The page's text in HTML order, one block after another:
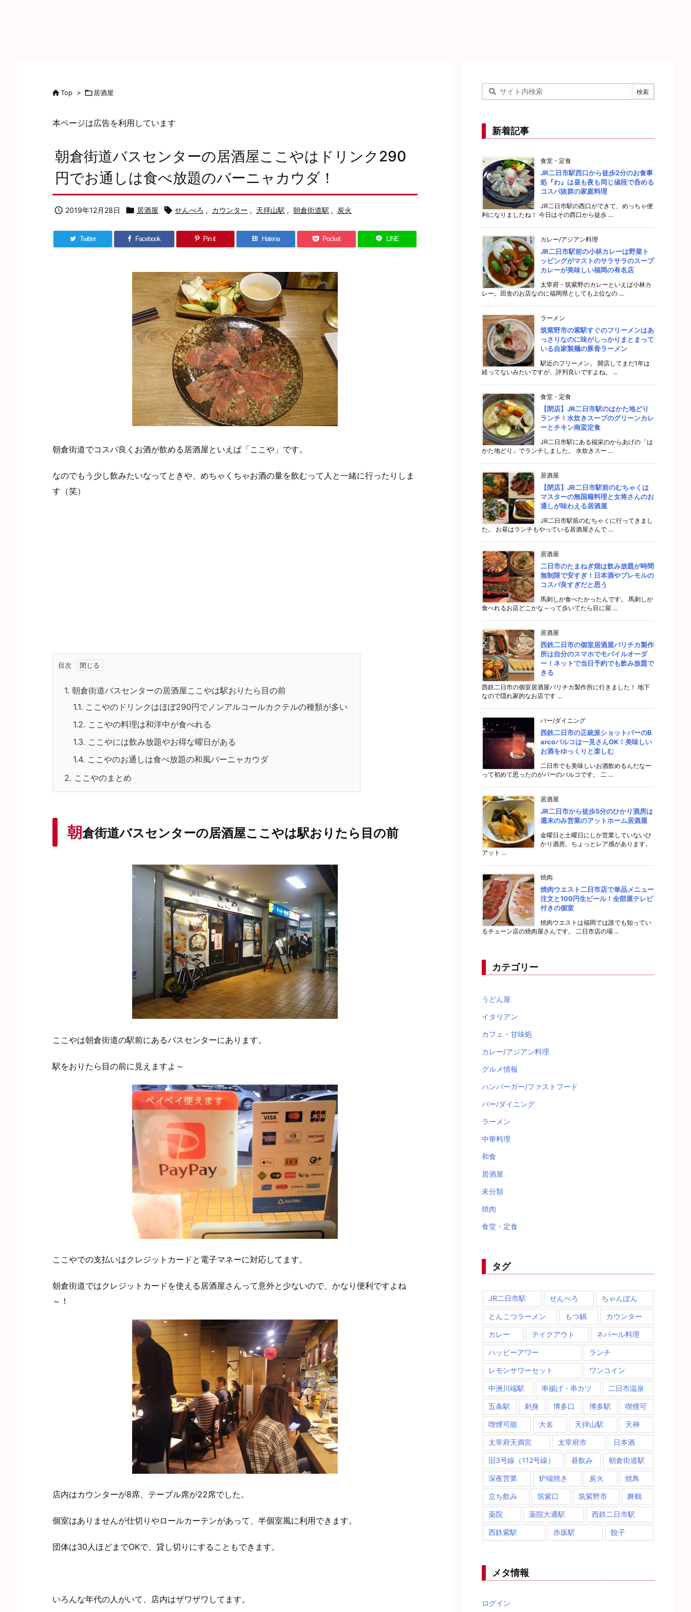
Top >  居酒屋
本ページは広告を利用しています
朝倉街道バスセンターの居酒屋ここやはドリンク290
円でお通しは食べ放題のバーニャカウダ！
 2019年12月28日  居酒屋  せんべろ , カウンター , 天拝山駅 , 朝倉街道駅 , 炭火
Twitter Facebook Pin it B! Hatena Pocket LINE
朝倉街道でコスパ良くお酒が飲める居酒屋といえば「ここや」です。
なのでもう少し飲みたいなってときや、めちゃくちゃお酒の量を飲むって人と一緒に行ったりしま
す（笑）
目次
1. 朝倉街道バスセンターの居酒屋ここやは駅おりたら目の前
1.1. ここやのドリンクはほぼ290円でノンアルコールカクテルの種類が多い
1.2. ここやの料理は和洋中が食べれる
1.3. ここやには飲み放題やお得な曜日がある
1.4. ここやのお通しは食べ放題の和風バーニャカウダ
2. ここやのまとめ
朝倉街道バスセンターの居酒屋ここやは駅おりたら目の前
ここやは朝倉街道の駅前にあるバスセンターにあります。
駅をおりたら目の前に見えますよ～
ここやでの支払いはクレジットカードと電子マネーに対応してます。
朝倉街道ではクレジットカードを使える居酒屋さんって意外と少ないので、かなり便利ですよね
～！
店内はカウンターが8席、テーブル席が22席でした。
個室はありませんが仕切りやロールカーテンがあって、半個室風に利用できます。
団体は30人ほどまでOKで、貸し切りにすることもできます。
いろんな年代の人がいて、店内はザワザワしてます。
新着記事
食堂・定食
JR二日市駅西口から徒歩2分のお食事
処『わ』は昼も夜も同じ値段で呑める
コスパ抜群の家庭料理
JR二日市駅の西口ができて、めっちゃ便
利になりましたね！ 今日はその西口から徒歩 ...
カレー/アジアン料理
JR二日市駅前の小林カレーは野菜ト
ッピングがマストのサラサラのスープ
カレーが美味しい福岡の有名店
太宰府・筑紫野のカレーといえば小林カ
レー。田舎のお店なのに福岡県としても上位なの ...
ラーメン
筑紫野市の紫駅すぐのフリーメンはあ
っさりなのに味がしっかりまとまって
いる自家製麺の豚骨ラーメン
駅近のフリーメン。 開店してまだ1年は
経ってないみたいですが、評判良いですよね。 ...
食堂・定食
【閉店】JR二日市駅のはかた地どり
ランチ！水炊きスープのグリーンカレ
ーとチキン南蛮定食
JR二日市駅にある福栄のからあげの「は
かた地どり」でランチしました。 水炊きスー ...
居酒屋
【閉店】JR二日市駅前のむちゃくは
マスターの無国籍料理と女将さんのお
通しが味わえる居酒屋
JR二日市駅前のむちゃくに行ってきまし
た。 お昼はランチもやっている居酒屋さんで ...
居酒屋
二日市のたまねぎ畑は飲み放題が時間
無制限で安すぎ！日本酒やプレモルの
コスパ良すぎだと思う
馬刺しが食べたかったんです。 馬刺しが
食べれるお店どこかな～って歩いてたら目に留 ...
居酒屋
西鉄二日市の個室居酒屋バリチカ製作
所は自分のスマホでモバイルオーダ
ー！ネットで当日予約でも飲み放題で
きる
西鉄二日市の個室居酒屋バリチカ製作所に行きました！ 地下
なので隠れ家的なお店です ...
バー/ダイニング
西鉄二日市の正統派ショットバーのB
arcoバルコは一見さんOK！美味しい
お酒をゆっくりと楽しむ
二日市でも美味しいお酒飲めるんだなー
って初めて思ったのがバーのバルコです。 二 ...
居酒屋
JR二日市から徒歩5分のひかり酒房は
週末のみ営業のアットホーム居酒屋
金曜日と土曜日にしか営業していないひ
かり酒房。ちょっとレア感があります。
アット ...
焼肉
焼肉ウエスト二日市店で単品メニュー
注文と100円生ビール！全部屋テレビ
付きの個室
焼肉ウエストは福岡では誰でも知ってい
るチェーン店の焼肉屋さんです。 二日市店の場 ...
カテゴリー
うどん屋
イタリアン
カフェ・甘味処
カレー/アジアン料理
グルメ情報
ハンバーガー/ファストフード
バー/ダイニング
ラーメン
中華料理
和食
居酒屋
未分類
焼肉
食堂・定食
タグ
JR二日市駅 せんべろ ちゃんぽん
とんこつラーメン もつ鍋 カウンター
カレー テイクアウト ネパール料理
ハッピーアワー ランチ
レモンサワーセット ワンコイン
中洲川端駅 串揚げ・串カツ 二日市温泉
五条駅 刺身 博多口 博多駅 喫煙可
喫煙可能 大名 天拝山駅 天神
太宰府天満宮 太宰府市 日本酒
旧3号線（112号線） 昼飲み 朝倉街道駅
深夜営業 炉端焼き 炭火 焼鳥
立ち飲み 筑紫口 筑紫野市 舞鶴
薬院 薬院大通駅 西鉄二日市駅
西鉄紫駅 赤坂駅 餃子
メタ情報
ログイン